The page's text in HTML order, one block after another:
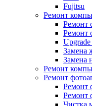
Fujitsu
Ремонт
Ремонт
Ремонт
Upgrade
Замена
Замена
Ремонт
Ремонт
Ремонт
Ремонт
Чистка